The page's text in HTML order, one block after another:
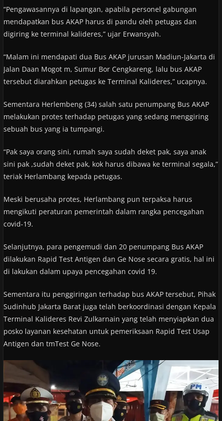
“Pengawasannya di lapangan, apabila personel gabungan
mendapatkan bus AKAP harus di pandu oleh petugas dan
digiring ke terminal kalideres,” ujar Erwansyah.
“Malam ini mendapati dua Bus AKAP jurusan Madiun-Jakarta di
Jalan Daan Mogot m, Sumur Bor Cengkareng, lalu bus AKAP
tersebut diarahkan petugas ke Terminal Kalideres,” ucapnya.
Sementara Herlembeng (34) salah satu penumpang Bus AKAP
melakukan protes terhadap petugas yang sedang menggiring
sebuah bus yang ia tumpangi.
“Pak saya orang sini, rumah saya sudah deket pak, saya anak
sini pak ,sudah deket pak, kok harus dibawa ke terminal segala,”
teriak Herlambang kepada petugas.
Meski berusaha protes, Herlambang pun terpaksa harus
mengikuti peraturan pemerintah dalam rangka pencegahan
covid-19.
Selanjutnya, para pengemudi dan 20 penumpang Bus AKAP
dilakukan Rapid Test Antigen dan Ge Nose secara gratis, hal ini
di lakukan dalam upaya pencegahan covid 19.
Sementara itu penggiringan terhadap bus AKAP tersebut, Pihak
Sudinhub Jakarta Barat juga telah berkoordinasi dengan Kepala
Terminal Kalideres Revi Zulkarnain yang telah menyiapkan dua
posko layanan kesehatan untuk pemeriksaan Rapid Test Usap
Antigen dan tmTest Ge Nose.